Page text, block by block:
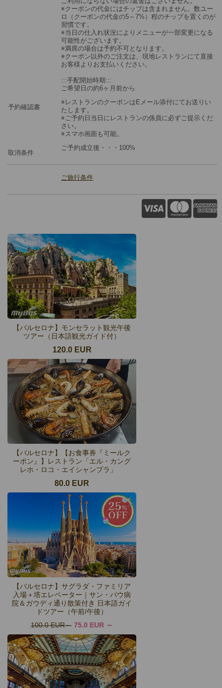
※クーポンの代金にはチップは含まれません。数ユー
ロ（クーポンの代金の5～7%）程のチップを置くのが
習慣です。
※当日の仕入れ状況によりメニューが一部変更になる
可能性がございます。
※満席の場合は予約不可となります。
※クーポン以外のご注文は、現地レストランにて直接
お客様よりお支払いください。
:::手配開始時期:::
ご希望日の約6ヶ月前から
予約確認書
※レストランのクーポンはEメール添付にてお送りい
たします。
※ご予約日当日にレストランの係員に必ずご提示くだ
さい。
※スマホ画面も可能。
取消条件
ご予約成立後・・・100%
ご旅行条件
【バルセロナ】モンセラット観光午後
ツアー（日本語観光ガイド付）
120.0 EUR
【バルセロナ】【お食事券『ミールク
ーポン』】レストラン「エル・カング
レホ・ロコ・エイシャンプラ」
80.0 EUR
【バルセロナ】サグラダ・ファミリア
入場＋塔エレベーター｜サン・パウ病
院＆ガウディ通り散策付き 日本語ガイ
ドツアー（午前/午後）
100.0 EUR
75.0 EUR